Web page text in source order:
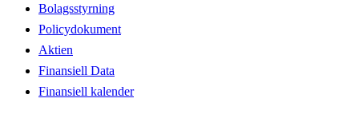
Bolagsstyrning
Policydokument
Aktien
Finansiell Data
Finansiell kalender